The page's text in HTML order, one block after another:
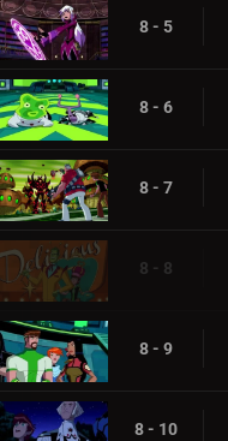
8 - 5
8 - 6
8 - 7
8 - 8
8 - 9
8 - 10